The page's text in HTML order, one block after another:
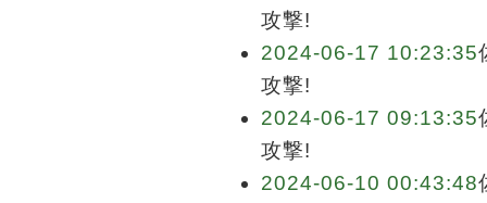
攻撃!
2024-06-17 10:23:35
攻撃!
2024-06-17 09:13:35
攻撃!
2024-06-10 00:43:48